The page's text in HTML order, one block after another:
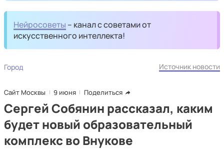
Нейросоветы – канал с советами от
искусственного интеллекта!
Город Источник новости
Сайт Москвы 9 июня Поделиться
Сергей Собянин рассказал, каким
будет новый образовательный
комплекс во Внукове